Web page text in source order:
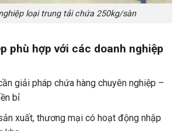
loại trung tải chứa 250kg/sàn
phù hợp với các doanh nghiệp
giải pháp chứa hàng chuyên nghiệp –
bỉ
xuất, thương mại có hoạt động nhập